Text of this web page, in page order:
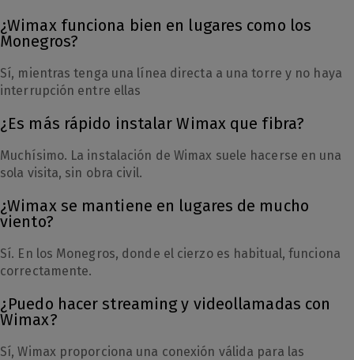
¿Wimax funciona bien en lugares como los
Monegros?
Sí, mientras tenga una línea directa a una torre y no haya
interrupción entre ellas
¿Es más rápido instalar Wimax que fibra?
Muchísimo. La instalación de Wimax suele hacerse en una
sola visita, sin obra civil.
¿Wimax se mantiene en lugares de mucho
viento?
Sí. En los Monegros, donde el cierzo es habitual, funciona
correctamente.
¿Puedo hacer streaming y videollamadas con
Wimax?
Sí, Wimax proporciona una conexión válida para las